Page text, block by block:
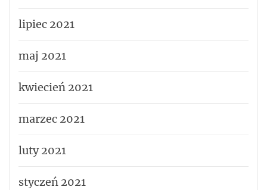
lipiec 2021
maj 2021
kwiecień 2021
marzec 2021
luty 2021
styczeń 2021